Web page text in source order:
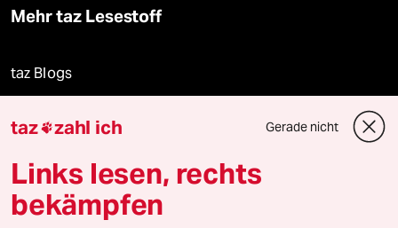
Mehr taz Lesestoff
taz Blogs
taz FUTURZWEI
Le Monde diplomatique
taz Archiv
taz zahl ich Gerade nicht
Links lesen, rechts
bekämpfen